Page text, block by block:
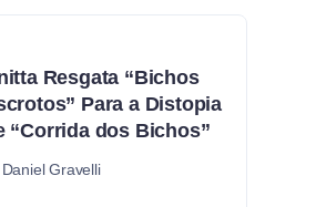
Resgata “Bichos
Para a Distopia
“Corrida dos Bichos”
Daniel Gravelli